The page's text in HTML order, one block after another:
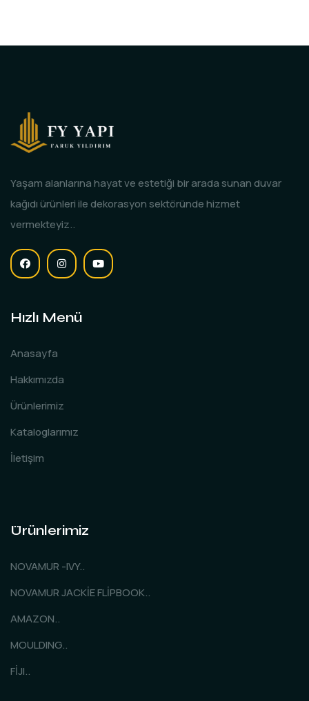
Yaşam alanlarına hayat ve estetiği bir arada sunan duvar
kağıdı ürünleri ile dekorasyon sektöründe hizmet
vermekteyiz..
Hızlı Menü
Anasayfa
Hakkımızda
Ürünlerimiz
Kataloglarımız
İletişim
Ürünlerimiz
NOVAMUR -IVY..
NOVAMUR JACKİE FLİPBOOK..
AMAZON..
MOULDING..
FİJI..